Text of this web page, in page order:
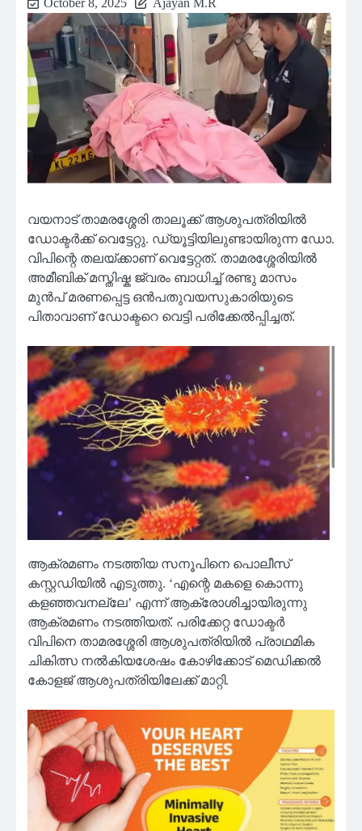
October 8, 2025 Ajayan M.R
വയനാട് താമരശ്ശേരി താലൂക്ക് ആശുപത്രിയില്‍
ഡോക്ടര്‍ക്ക് വെട്ടേറ്റു. ഡ്യൂട്ടിയിലുണ്ടായിരുന്ന ഡോ.
വിപിന്റെ തലയ്ക്കാണ് വെട്ടേറ്റത്. താമരശ്ശേരിയിൽ
അമീബിക് മസ്തിഷ്ക ജ്വരം ബാധിച്ച് രണ്ടു മാസം
മുൻപ് മരണപ്പെട്ട ഒൻപതുവയസുകാരിയുടെ
പിതാവാണ് ഡോക്ടറെ വെട്ടി പരിക്കേൽപ്പിച്ചത്.
ആക്രമണം നടത്തിയ സനൂപിനെ പൊലീസ്
കസ്റ്റഡിയിൽ എടുത്തു. ‘എന്റെ മകളെ കൊന്നു
കളഞ്ഞവനല്ലേ’ എന്ന് ആക്രോശിച്ചായിരുന്നു
ആക്രമണം നടത്തിയത്. പരിക്കേറ്റ ഡോക്ടര്‍
വിപിനെ താമരശ്ശേരി ആശുപത്രിയില്‍ പ്രാഥമിക
ചികിത്സ നല്‍കിയശേഷം കോഴിക്കോട് മെഡിക്കല്‍
കോളജ് ആശുപത്രിയിലേക്ക് മാറ്റി.